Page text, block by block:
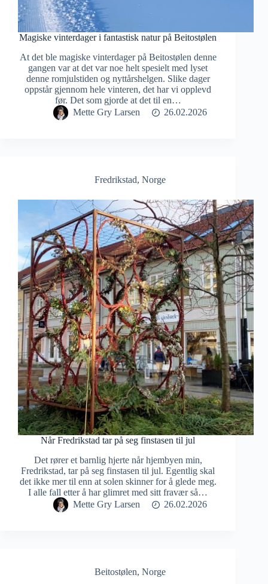
Magiske vinterdager i fantastisk natur på Beitostølen
At det ble magiske vinterdager på Beitostølen denne
gangen var at det var noe helt spesielt med lyset
denne romjulstiden og nyttårshelgen. Slike dager
oppstår gjennom hele vinteren, det har vi opplevd
før. Det som gjorde at det til en…
Mette Gry Larsen
26.02.2026
Fredrikstad, Norge
Når Fredrikstad tar på seg finstasen til jul
Det rører et barnlig hjerte når hjembyen min,
Fredrikstad, tar på seg finstasen til jul. Egentlig skal
det ikke mer til enn at solen skinner for å glede meg.
I alle fall etter å har glimret med sitt fravær så…
Mette Gry Larsen
26.02.2026
Beitostølen, Norge